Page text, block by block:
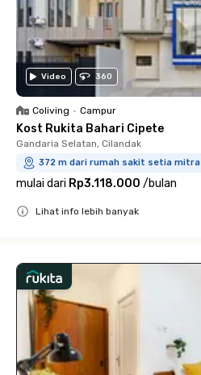
Video 360
Coliving • Campur
Kost Rukita Bahari Cipete
Gandaria Selatan, Cilandak
372 m dari rumah sakit setia mitra
mulai dari Rp3.118.000 /bulan
Lihat info lebih banyak